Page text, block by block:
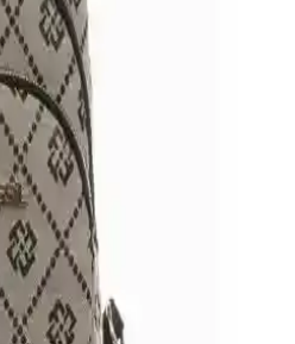
şık tasarımı ve dayanıklı
için ideal. Kompakt yapısı
pratik ve stil sahibi bir aksesuar
Kol Saati: Şıklık ve
Sunan Model
kasa ve deri kayışla şıklık sunan,
erkek kol saati. Günlük ve özel
memnuniyeti sağlıyor.
Şık ve Fonksiyonel
Model